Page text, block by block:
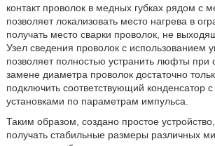
контакт проволок в медных губках рядом с
позволяет локализовать место нагрева в
получать место сварки проволок, не
Узел сведения проволок с использованием
позволяет полностью устранить люфты при
замене диаметра проволок достаточно
подключить соответствующий конденсатор
установками по параметрам импульса.
Таким образом, создано простое
получать стабильные размеры различных